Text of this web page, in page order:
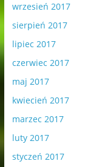
wrzesień 2017
sierpień 2017
lipiec 2017
czerwiec 2017
maj 2017
kwiecień 2017
marzec 2017
luty 2017
styczeń 2017